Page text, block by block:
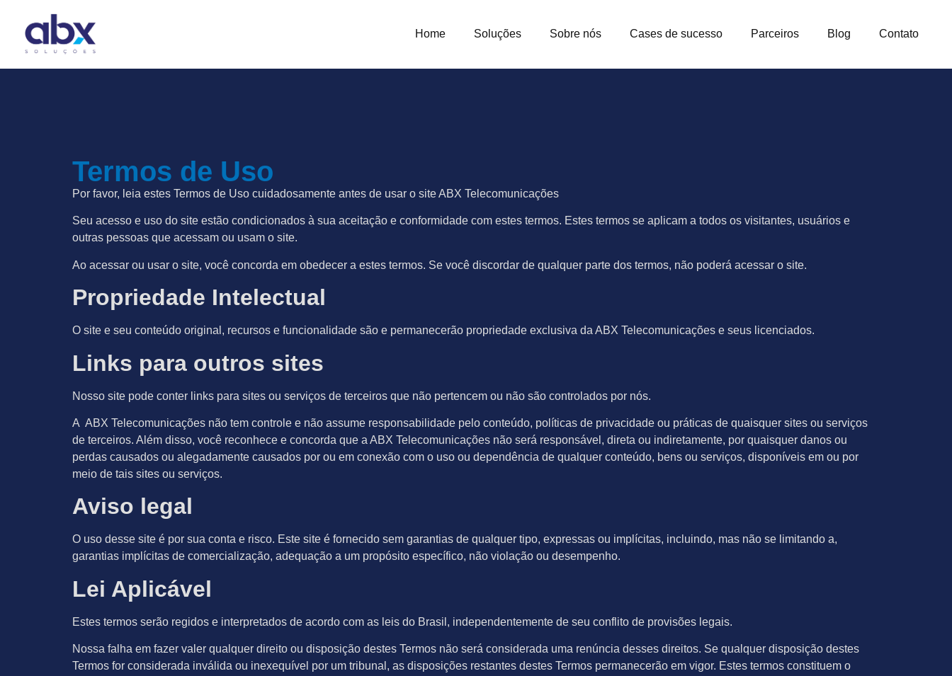
Home Soluções Sobre nós Cases de sucesso Parceiros Blog Contato
Termos de Uso
Termos de Uso
Por favor, leia estes Termos de Uso cuidadosamente antes de usar o site ABX Telecomunicações
Seu acesso e uso do site estão condicionados à sua aceitação e conformidade com estes termos. Estes termos se aplicam a todos os visitantes, usuários e
outras pessoas que acessam ou usam o site.
Ao acessar ou usar o site, você concorda em obedecer a estes termos. Se você discordar de qualquer parte dos termos, não poderá acessar o site.
Propriedade Intelectual
O site e seu conteúdo original, recursos e funcionalidade são e permanecerão propriedade exclusiva da ABX Telecomunicações e seus licenciados.
Links para outros sites
Nosso site pode conter links para sites ou serviços de terceiros que não pertencem ou não são controlados por nós.
A ABX Telecomunicações não tem controle e não assume responsabilidade pelo conteúdo, políticas de privacidade ou práticas de quaisquer sites ou serviços
de terceiros. Além disso, você reconhece e concorda que a ABX Telecomunicações não será responsável, direta ou indiretamente, por quaisquer danos ou
perdas causados ou alegadamente causados por ou em conexão com o uso ou dependência de qualquer conteúdo, bens ou serviços, disponíveis em ou por
meio de tais sites ou serviços.
Aviso legal
O uso desse site é por sua conta e risco. Este site é fornecido sem garantias de qualquer tipo, expressas ou implícitas, incluindo, mas não se limitando a,
garantias implícitas de comercialização, adequação a um propósito específico, não violação ou desempenho.
Lei Aplicável
Estes termos serão regidos e interpretados de acordo com as leis do Brasil, independentemente de seu conflito de provisões legais.
Nossa falha em fazer valer qualquer direito ou disposição destes Termos não será considerada uma renúncia desses direitos. Se qualquer disposição destes
Termos for considerada inválida ou inexequível por um tribunal, as disposições restantes destes Termos permanecerão em vigor. Estes termos constituem o